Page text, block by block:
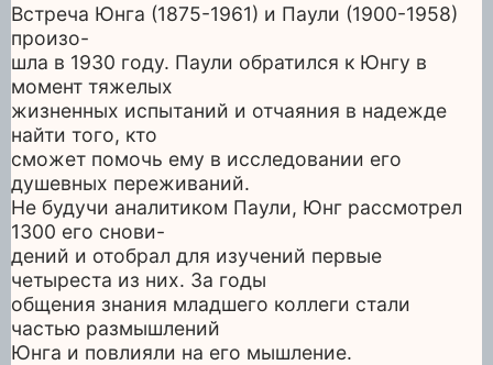
Встреча Юнга (1875-1961) и Паули (1900-1958)
произо-
шла в 1930 году. Паули обратился к Юнгу в
момент тяжелых
жизненных испытаний и отчаяния в надежде
найти того, кто
сможет помочь ему в исследовании его
душевных переживаний.
Не будучи аналитиком Паули, Юнг рассмотрел
1300 его снови-
дений и отобрал для изучений первые
четыреста из них. За годы
общения знания младшего коллеги стали
частью размышлений
Юнга и повлияли на его мышление.